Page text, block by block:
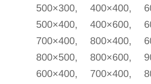
500×300, 400×400,
500×400, 400×600,
700×400, 800×400,
800×500, 800×600,
600×400, 700×400,